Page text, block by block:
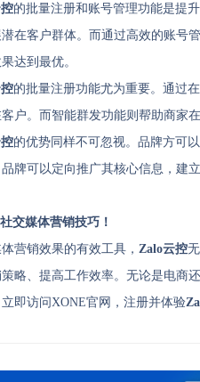
的批量注册和账号管理功能是提
在客户群体。而通过高效的账号
达到最优。
的批量注册功能尤为重要。通过
户。而智能群发功能则帮助商家
的优势同样不可忽视。品牌方可
牌可以定向推广其核心信息，建
交媒体营销技巧！
营销效果的有效工具， Zalo云控
略、提高工作效率。无论是电商
即访问XONE官网，注册并体验